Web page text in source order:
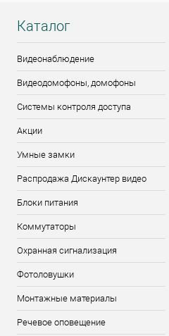
Каталог
Видеонаблюдение
Видеодомофоны, домофоны
Системы контроля доступа
Акции
Умные замки
Распродажа Дискаунтер видео
Блоки питания
Коммутаторы
Охранная сигнализация
Фотоловушки
Монтажные материалы
Речевое оповещение